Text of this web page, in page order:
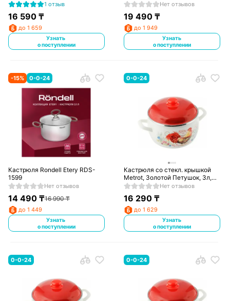
1 отзыв
16 590₸
до 1 659
Узнать
о поступлении
Нет отзывов
19 490 ₸
до 1 949
Узнать
о поступлении
-15% 0-0-24
Кастрюля Rondell Etery RDS-
1599
Нет отзывов
14 490₸16 990₸
до 1 449
Узнать
о поступлении
0-0-24
Кастрюля со стекл. крышкой
Metrot, Золотой Петушок, 3л,
170585
Нет отзывов
16 290 ₸
до 1 629
Узнать
о поступлении
0-0-24 0-0-24